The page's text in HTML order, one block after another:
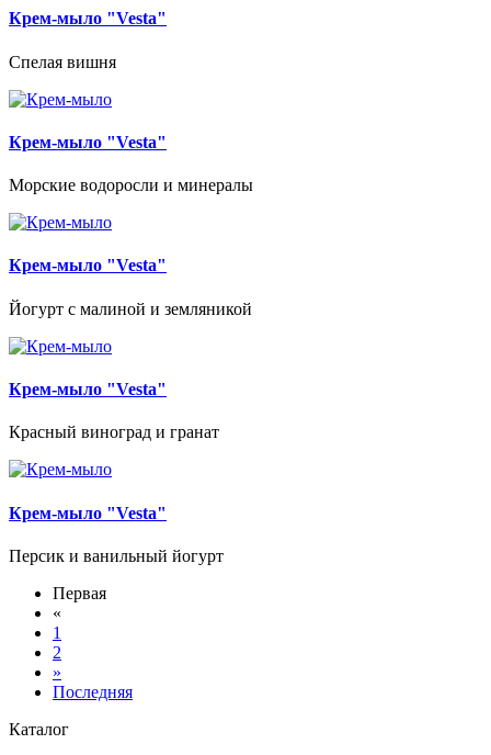
Крем-мыло "Vesta"
Спелая вишня
Крем-мыло "Vesta"
Морские водоросли и минералы
Крем-мыло "Vesta"
Йогурт с малиной и земляникой
Крем-мыло "Vesta"
Красный виноград и гранат
Крем-мыло "Vesta"
Персик и ванильный йогурт
Первая
«
1
2
»
Последняя
Каталог